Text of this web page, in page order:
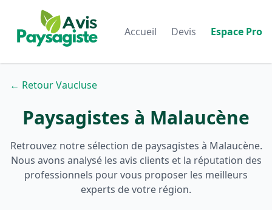
Accueil Devis Espace Pro
← Retour Vaucluse
Paysagistes à Malaucène
Retrouvez notre sélection de paysagistes à Malaucène.
Nous avons analysé les avis clients et la réputation des
professionnels pour vous proposer les meilleurs
experts de votre région.